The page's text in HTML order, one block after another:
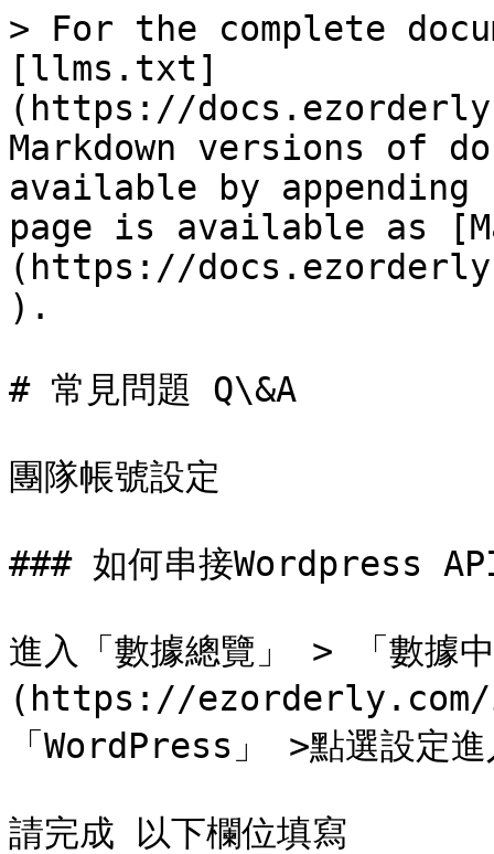
> For the complete
[llms.txt]
(https://
Markdown versions of
available by
page is available as
(https://
).
# 常見問題 Q\&A
團隊帳號設定
### 如何串接Wordpress
進入「數據總覽」 > 「數據
(https://ezorderly.com/
「WordPress」 >點選設定
請完成 以下欄位填寫